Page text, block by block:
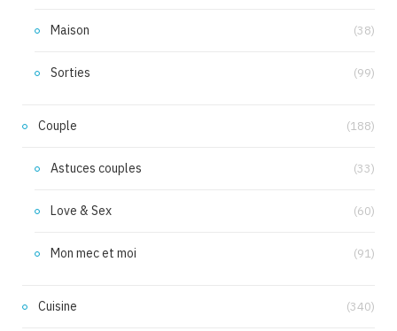
Maison (38)
Sorties (99)
Couple (188)
Astuces couples (33)
Love & Sex (60)
Mon mec et moi (91)
Cuisine (340)